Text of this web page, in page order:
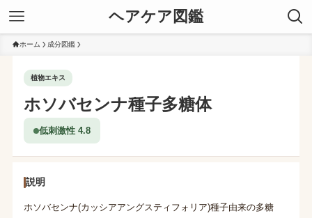
ヘアケア図鑑
ホーム 成分図鑑
植物エキス
ホソバセンナ種子多糖体
低刺激性 4.8
説明
ホソバセンナ(カッシアアングスティフォリア)種子由来の多糖